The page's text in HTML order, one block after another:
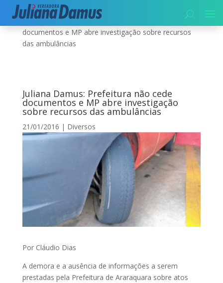
Início|Diversos|Juliana Damus: Prefeitura não cede
documentos e MP abre investigação sobre recursos
das ambulâncias
Juliana Damus: Prefeitura não cede
documentos e MP abre investigação
sobre recursos das ambulâncias
21/01/2016 | Diversos
Por Cláudio Dias
A demora e a ausência de informações a serem
prestadas pela Prefeitura de Araraquara sobre atos